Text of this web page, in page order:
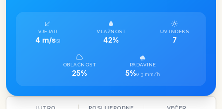
VJETAR
4 m/sSI
VLAŽNOST
42%
UV INDEKS
7
OBLAČNOST
25%
PADAVINE
5%0.3 mm/h